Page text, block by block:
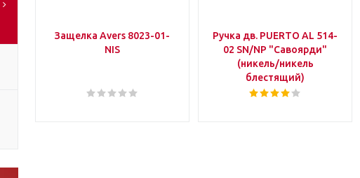
Защелка Avers 8023-01-
NIS
Ручка дв. PUERTO AL 514-
02 SN/NP "Савоярди"
(никель/никель
блестящий)